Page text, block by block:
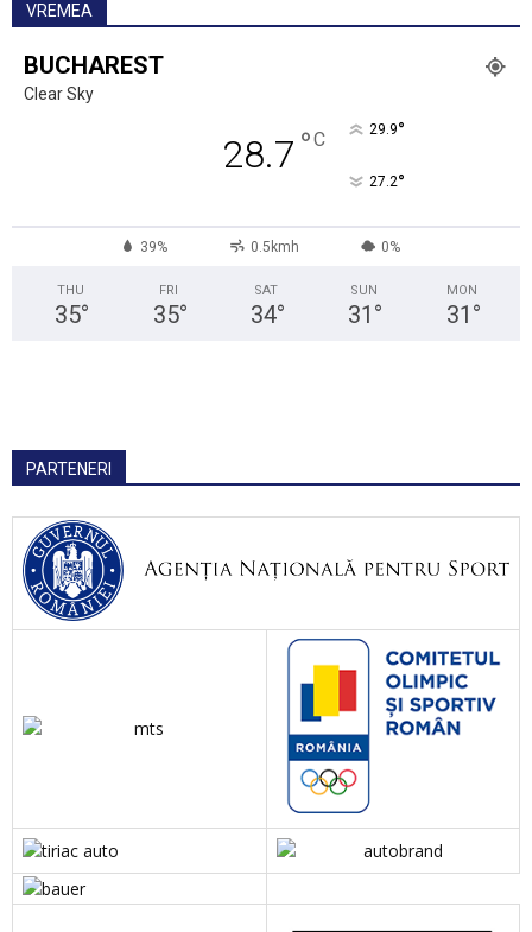
VREMEA
BUCHAREST
Clear Sky
28.7 °C 29.9°
27.2°
39% 0.5kmh 0%
THU
35°
FRI
35°
SAT
34°
SUN
31 °
MON
31 °
PARTENERI